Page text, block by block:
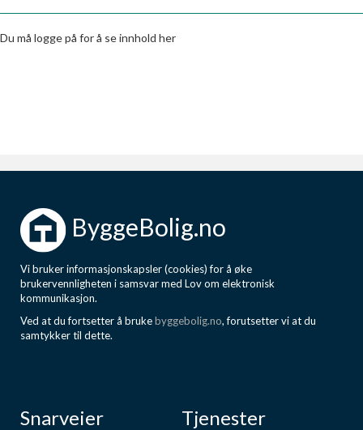
Boligmappa+
Få mer ut av Boligmappa
Du må logge på for å se innhold her
ByggeBolig.no
Vi bruker informasjonskapsler (cookies) for å øke
brukervennligheten i samsvar med Lov om elektronisk
kommunikasjon.
Ved at du fortsetter å brukebyggebolig.no, forutsetter vi at du
samtykker til dette.
Snarveier Tjenester